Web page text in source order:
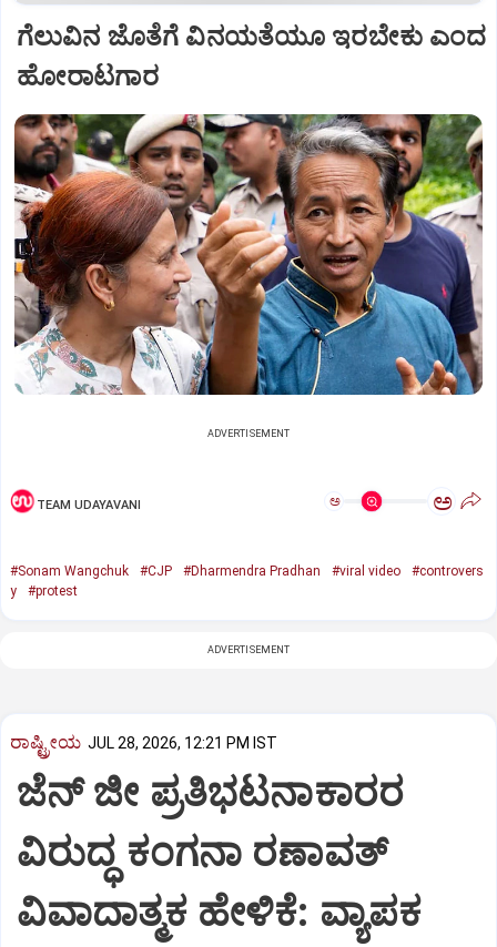
ಗೆಲುವಿನ ಜೊತೆಗೆ ವಿನಯತೆಯೂ ಇರಬೇಕು ಎಂದ
ಹೋರಾಟಗಾರ
ADVERTISEMENT
TEAM UDAYAVANI ಅ ಅ
#Sonam Wangchuk #CJP #Dharmendra Pradhan #viral video
#controvers
y
#protest
ADVERTISEMENT
ರಾಷ್ಟ್ರೀಯ JUL 28, 2026, 12:21 PM IST
ಜೆನ್ ಜೀ ಪ್ರತಿಭಟನಾಕಾರರ
ವಿರುದ್ಧ ಕಂಗನಾ ರಣಾವತ್
ವಿವಾದಾತ್ಮಕ ಹೇಳಿಕೆ: ವ್ಯಾಪಕ